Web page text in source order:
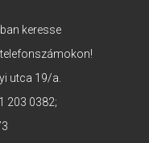
keresse
utca 19/a.
203 0382;